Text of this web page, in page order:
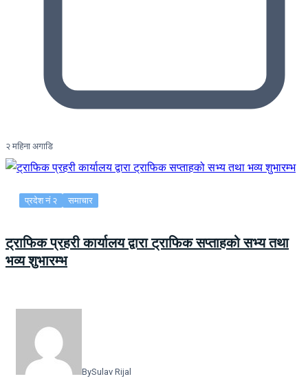
२ महिना अगाडि
प्रदेश नं २ समाचार
ट्राफिक प्रहरी कार्यालय द्वारा ट्राफिक सप्ताहको सभ्य तथा
भव्य शुभारम्भ
BySulav Rijal